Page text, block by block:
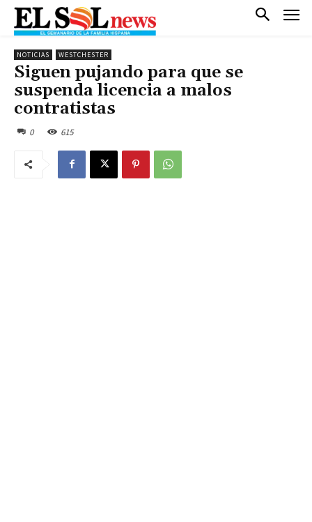
NOTICIAS WESTCHESTER
Siguen pujando para que se
suspenda licencia a malos
contratistas
0 615